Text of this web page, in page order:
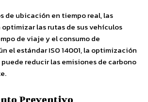
de ubicación en tiempo real, las
las rutas de sus vehículos
de viaje y el consumo de
el estándar ISO 14001, la optimización
reducir las emisiones de carbono
Preventivo